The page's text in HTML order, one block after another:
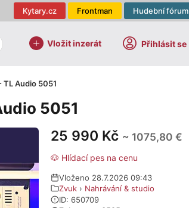
Hudební fórum
Frontman
Kytary.cz
Vložit inzerát Přihlásit se
TL Audio 5051
5051
25 990 Kč ~ 1075,80 €
🐶 Hlídací pes na cenu
Vloženo 28.7.2026 09:43
Zvuk › Nahrávání & studio
ID: 650709